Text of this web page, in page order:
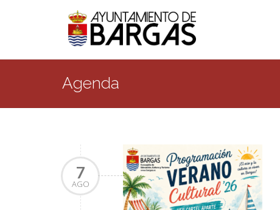
Agenda
7
AGO